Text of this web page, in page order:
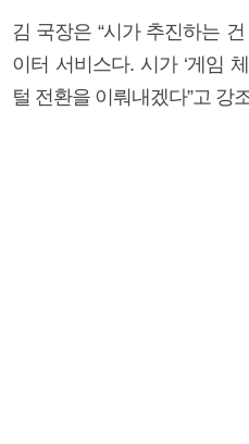
김 국장은 “시가 추진하는
이터 서비스다. 시가 ‘게임
털 전환을 이뤄내겠다”고 강